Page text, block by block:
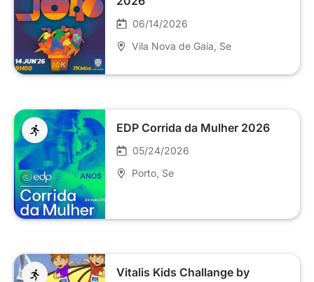
06/14/2026
Vila Nova de Gaia , Se
EDP Corrida da Mulher 2026
05/24/2026
Porto , Se
Vitalis Kids Challange by